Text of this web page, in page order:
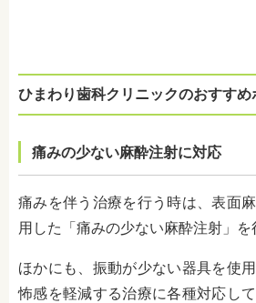
ひまわり歯科クリニックのおすすめ
痛みの少ない麻酔注射に対応
痛みを伴う治療を行う時は、表面
用した「痛みの少ない麻酔注射 」
ほかにも、振動が少ない器具を使
怖感を軽減する治療に各種対応し